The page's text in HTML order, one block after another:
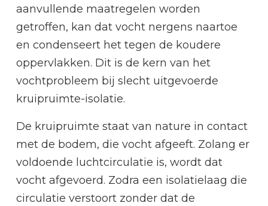
aanvullende maatregelen worden
getroffen, kan dat vocht nergens naartoe
en condenseert het tegen de koudere
oppervlakken. Dit is de kern van het
vochtprobleem bij slecht uitgevoerde
kruipruimte-isolatie.
De kruipruimte staat van nature in contact
met de bodem, die vocht afgeeft. Zolang er
voldoende luchtcirculatie is, wordt dat
vocht afgevoerd. Zodra een isolatielaag die
circulatie verstoort zonder dat de